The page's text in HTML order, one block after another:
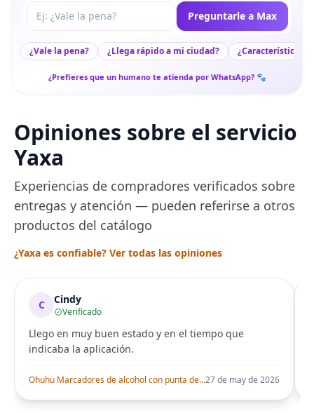
Tu pregunta a Max Preguntarle a Max
¿Vale la pena? ¿Llega rápido a mi ciudad? ¿Características
¿Prefieres que un humano te atienda por WhatsApp? 🐾
Opiniones sobre el servicio
Yaxa
Experiencias de compradores verificados sobre
entregas y atención — pueden referirse a otros
productos del catálogo
¿Yaxa es confiable? Ver todas las opiniones
C Cindy
Verificado
Llego en muy buen estado y en el tiempo que
indicaba la aplicación.
Ohuhu Marcadores de alcohol con punta de pincel – Juego de marcadores artísticos de doble punta con certificación AP para artistas adultos27 de may de 2026